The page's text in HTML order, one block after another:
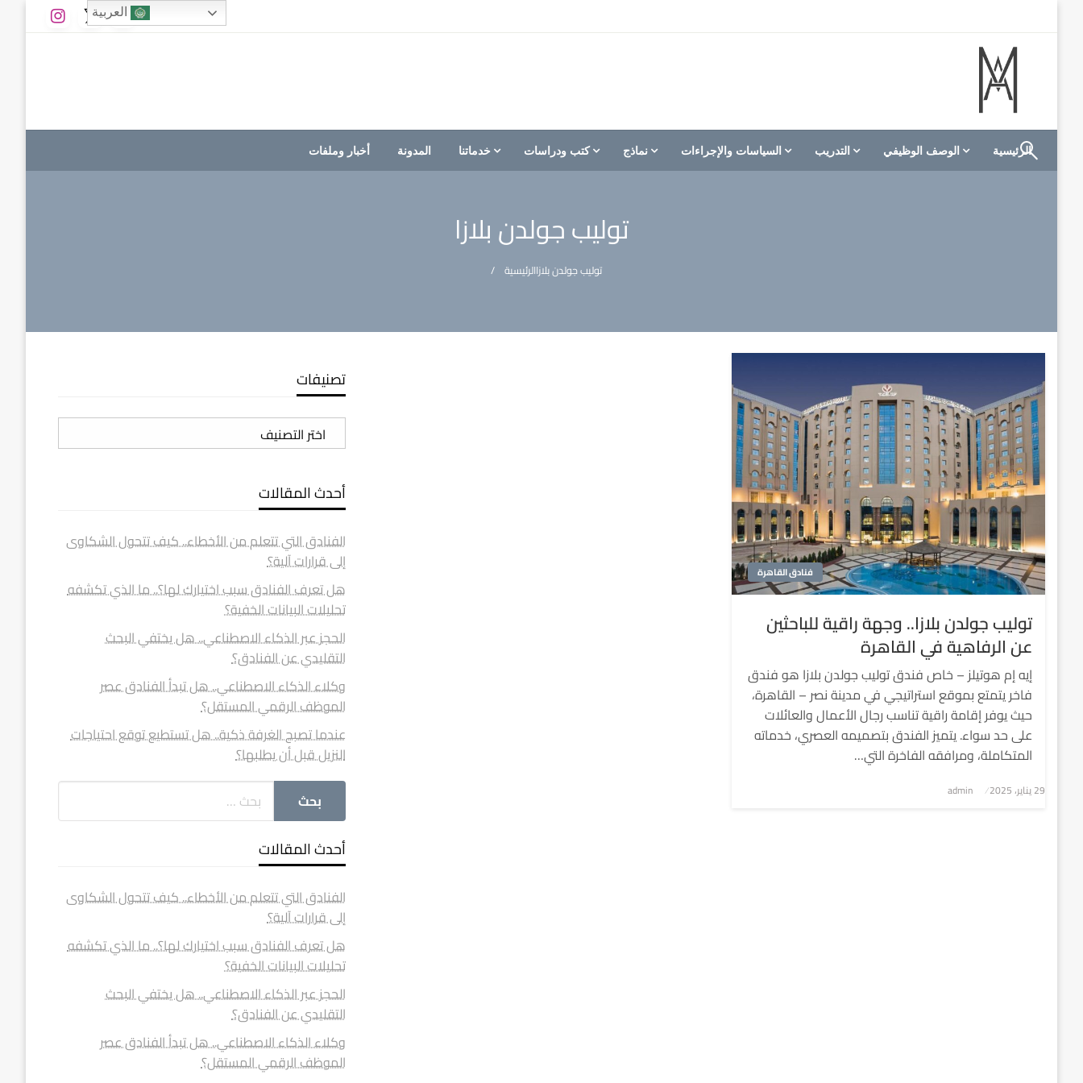
M A hotels | إم ايه هوتيلز
الموقع الأول للعاملين في الفنادق في العالم العربي
الرئيسية الوصف الوظيفي التدريب السياسات والإجراءات نماذج كتب ودراسات خدماتنا المدونة أخبار وملفات
توليب جولدن بلازا
الرئيسيةتوليب جولدن بلازا
فنادق القاهرة
توليب جولدن بلازا.. وجهة راقية للباحثين
عن الرفاهية في القاهرة
إيه إم هوتيلز – خاص فندق توليب جولدن بلازا هو فندق
فاخر يتمتع بموقع استراتيجي في مدينة نصر – القاهرة،
حيث يوفر إقامة راقية تناسب رجال الأعمال والعائلات
على حد سواء. يتميز الفندق بتصميمه العصري، خدماته
المتكاملة، ومرافقه الفاخرة التي…
نُشر
29 يناير، 2025 admin
تصنيفات
تصنيفات
أحدث المقالات
الفنادق التي تتعلم من الأخطاء.. كيف تتحول الشكاوى
إلى قرارات آلية؟
هل تعرف الفنادق سبب اختيارك لها؟.. ما الذي تكشفه
تحليلات البيانات الخفية؟
الحجز عبر الذكاء الاصطناعي.. هل يختفي البحث
التقليدي عن الفنادق؟
وكلاء الذكاء الاصطناعي.. هل تبدأ الفنادق عصر
الموظف الرقمي المستقل؟
عندما تصبح الغرفة ذكية.. هل تستطيع توقع احتياجات
النزيل قبل أن يطلبها؟
أحدث المقالات
الفنادق التي تتعلم من الأخطاء.. كيف تتحول الشكاوى
إلى قرارات آلية؟
هل تعرف الفنادق سبب اختيارك لها؟.. ما الذي تكشفه
تحليلات البيانات الخفية؟
الحجز عبر الذكاء الاصطناعي.. هل يختفي البحث
التقليدي عن الفنادق؟
وكلاء الذكاء الاصطناعي.. هل تبدأ الفنادق عصر
الموظف الرقمي المستقل؟
العربية